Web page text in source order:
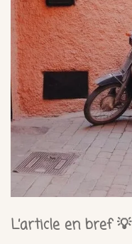
L’article en bref 💡